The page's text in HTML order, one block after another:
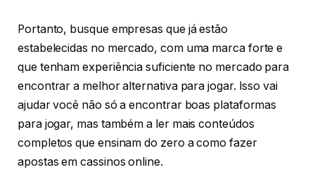
Portanto, busque empresas que já estão
estabelecidas no mercado, com uma marca forte e
que tenham experiência suficiente no mercado para
encontrar a melhor alternativa para jogar. Isso vai
ajudar você não só a encontrar boas plataformas
para jogar, mas também a ler mais conteúdos
completos que ensinam do zero a como fazer
apostas em cassinos online.